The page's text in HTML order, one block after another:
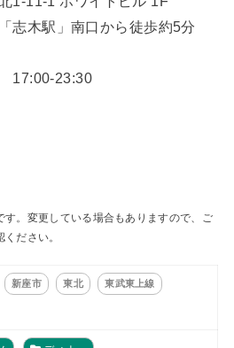
志木駅」南口から徒歩約5分
17:00-23:30
。変更している場合もありますので、ご
ださい。
新座市 東北 東武東上線